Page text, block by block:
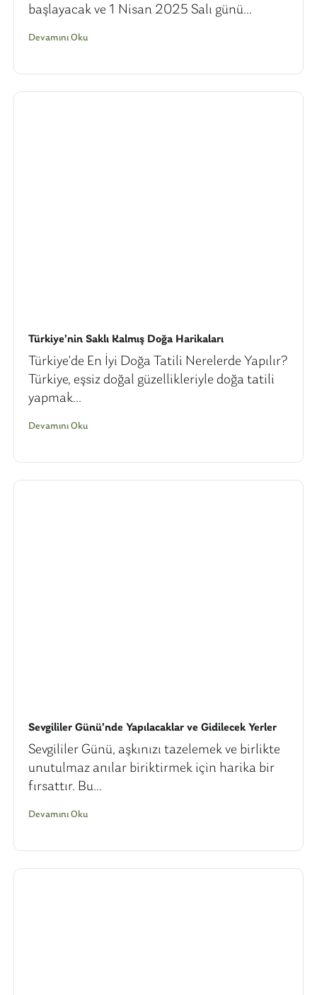
başlayacak ve 1 Nisan 2025 Salı günü...
Devamını Oku
Türkiye’nin Saklı Kalmış Doğa Harikaları
Türkiye'de En İyi Doğa Tatili Nerelerde Yapılır?
Türkiye, eşsiz doğal güzellikleriyle doğa tatili
yapmak...
Devamını Oku
Sevgililer Günü’nde Yapılacaklar ve Gidilecek Yerler
Sevgililer Günü, aşkınızı tazelemek ve birlikte
unutulmaz anılar biriktirmek için harika bir
fırsattır. Bu...
Devamını Oku